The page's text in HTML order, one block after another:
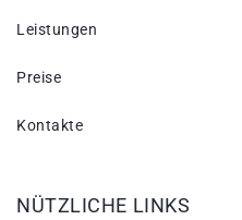
Leistungen
Preise
Kontakte
NÜTZLICHE LINKS